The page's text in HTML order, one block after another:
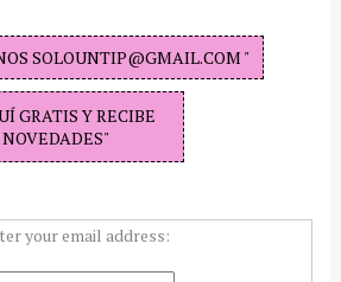
SOLOUNTIP@GMAIL.COM "
GRATIS Y RECIBE
your email address: